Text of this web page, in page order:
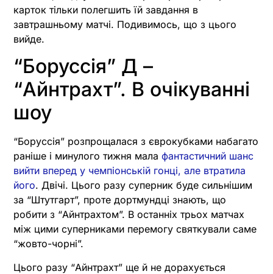
карток тільки полегшить їй завдання в
завтрашньому матчі. Подивимось, що з цього
вийде.
“Боруссія” Д –
“Айнтрахт”. В очікуванні
шоу
“Боруссія” розпрощалася з єврокубками набагато
раніше і минулого тижня мала фантастичний шанс
вийти вперед у чемпіонській гонці, але втратила
його. Двічі. Цього разу суперник буде сильнішим
за “Штутгарт”, проте дортмундці знають, що
робити з “Айнтрахтом”. В останніх трьох матчах
між цими суперниками перемогу святкували саме
“жовто-чорні”.
Цього разу “Айнтрахт” ще й не дорахується